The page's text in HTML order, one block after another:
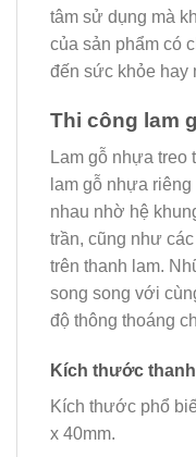
tâm sử dụng mà
của sản phẩm có
đến sức khỏe hay
Thi công lam
Lam gỗ nhựa treo
lam gỗ nhựa
nhau nhờ hệ
trần, cũng như
trên thanh lam.
song song với
độ thông thoáng
Kích thước
Kích thước phổ
x 40mm.